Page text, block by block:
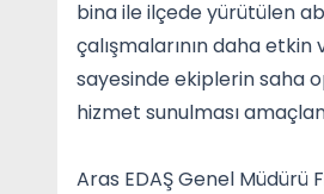
bina ile ilçede yürütülen
çalışmalarının daha
sayesinde ekiplerin saha
hizmet sunulması
Aras EDAŞ Genel Müdürü